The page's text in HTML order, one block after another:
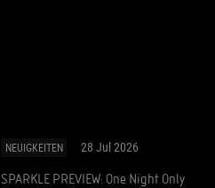
NEUIGKEITEN 28 Jul 2026
SPARKLE PREVIEW: One Night Only